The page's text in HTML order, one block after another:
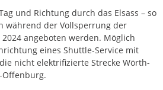
und Richtung durch das Elsass – so
während der Vollsperrung der
angeboten werden. Möglich
eines Shuttle-Service mit
nicht elektrifizierte Strecke Wörth-
Offenburg.